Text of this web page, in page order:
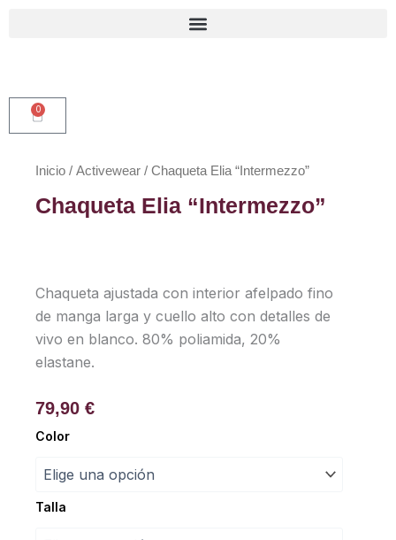
0
Carrito
Inicio /Activewear / Chaqueta Elia “Intermezzo”
Chaqueta Elia “Intermezzo”
Chaqueta ajustada con interior afelpado fino
de manga larga y cuello alto con detalles de
vivo en blanco. 80% poliamida, 20%
elastane.
79,90€
Color
Talla
Chaqueta
cantidad